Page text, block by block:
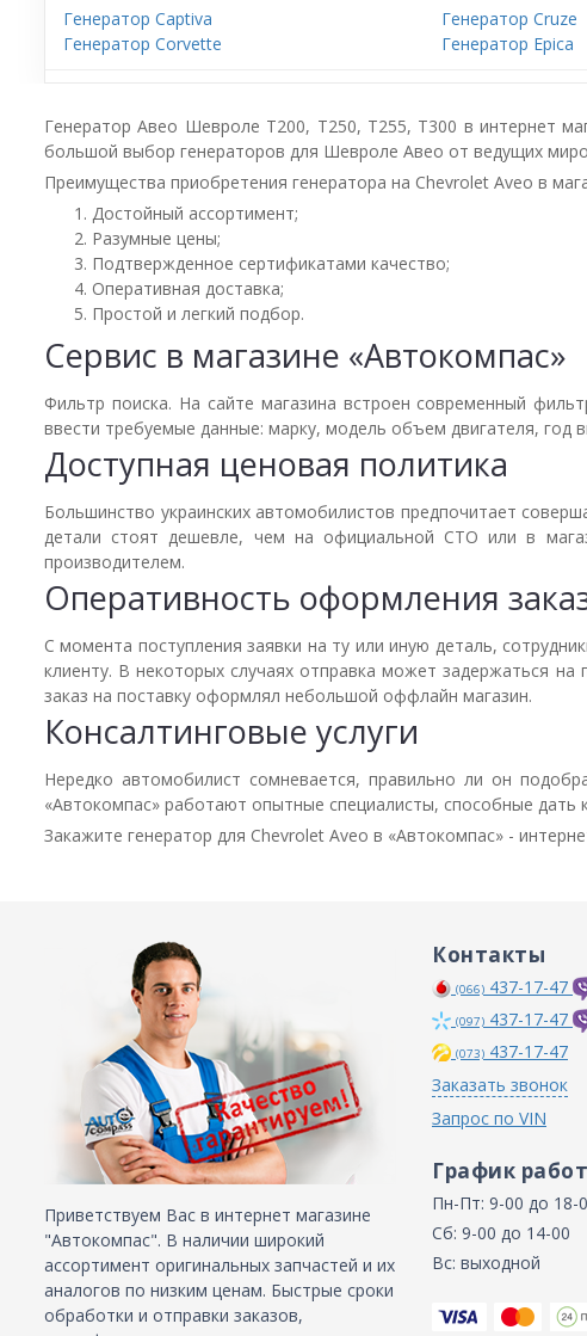
Генератор Captiva
Генератор Corvette
Генератор Cruze
Генератор Epica
Генератор Авео Шевроле T200, T250, T255, T300 в интернет
большой выбор генераторов для Шевроле Авео от ведущих
Преимущества приобретения генератора на Chevrolet Aveo в
Достойный ассортимент;
Разумные цены;
Подтвержденное сертификатами качество;
Оперативная доставка;
Простой и легкий подбор.
Сервис в магазине «Автокомпас»
Фильтр поиска. На сайте магазина встроен современный
ввести требуемые данные: марку, модель объем двигателя, год
Доступная ценовая политика
Большинство украинских автомобилистов предпочитает
детали стоят дешевле, чем на официальной СТО или в
производителем.
Оперативность оформления
С момента поступления заявки на ту или иную деталь,
клиенту. В некоторых случаях отправка может задержаться
заказ на поставку оформлял небольшой оффлайн магазин.
Консалтинговые услуги
Нередко автомобилист сомневается, правильно ли он
«Автокомпас» работают опытные специалисты, способные
Закажите генератор для Chevrolet Aveo в «Автокомпас» -
Приветствуем Вас в интернет магазине
"Автокомпас". В наличии широкий
ассортимент оригинальных запчастей и их
аналогов по низким ценам. Быстрые сроки
обработки и отправки заказов,
Контакты
(066) 437-17-47
(097) 437-17-47
(073) 437-17-47
Заказать звонок
Запрос по VIN
График
Пн-Пт: 9-00 до 18-
Сб: 9-00 до 14-00
Вс: выходной